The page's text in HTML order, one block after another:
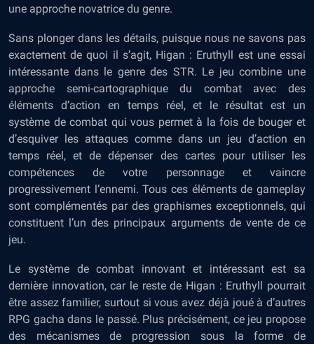
une approche novatrice du genre.
Sans plonger dans les détails, puisque nous ne savons pas
exactement de quoi il s’agit, Higan : Eruthyll est une essai
intéressante dans le genre des STR. Le jeu combine une
approche semi-cartographique du combat avec des
éléments d’action en temps réel, et le résultat est un
système de combat qui vous permet à la fois de bouger et
d’esquiver les attaques comme dans un jeu d’action en
temps réel, et de dépenser des cartes pour utiliser les
compétences de votre personnage et vaincre
progressivement l’ennemi. Tous ces éléments de gameplay
sont complémentés par des graphismes exceptionnels, qui
constituent l’un des principaux arguments de vente de ce
jeu.
Le système de combat innovant et intéressant est sa
dernière innovation, car le reste de Higan : Eruthyll pourrait
être assez familier, surtout si vous avez déjà joué à d’autres
RPG gacha dans le passé. Plus précisément, ce jeu propose
des mécanismes de progression sous la forme de